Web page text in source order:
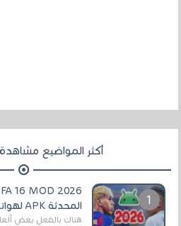
أكثر المواضيع
المحدثة APK لهواتف الأندرويد
هناك بالفعل بعض